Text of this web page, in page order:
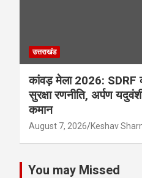
उत्तराखंड
कांवड़ मेला 2026: SDRF
सुरक्षा रणनीति, अर्पण
कमान
August 7, 2026 Keshav
You may Missed